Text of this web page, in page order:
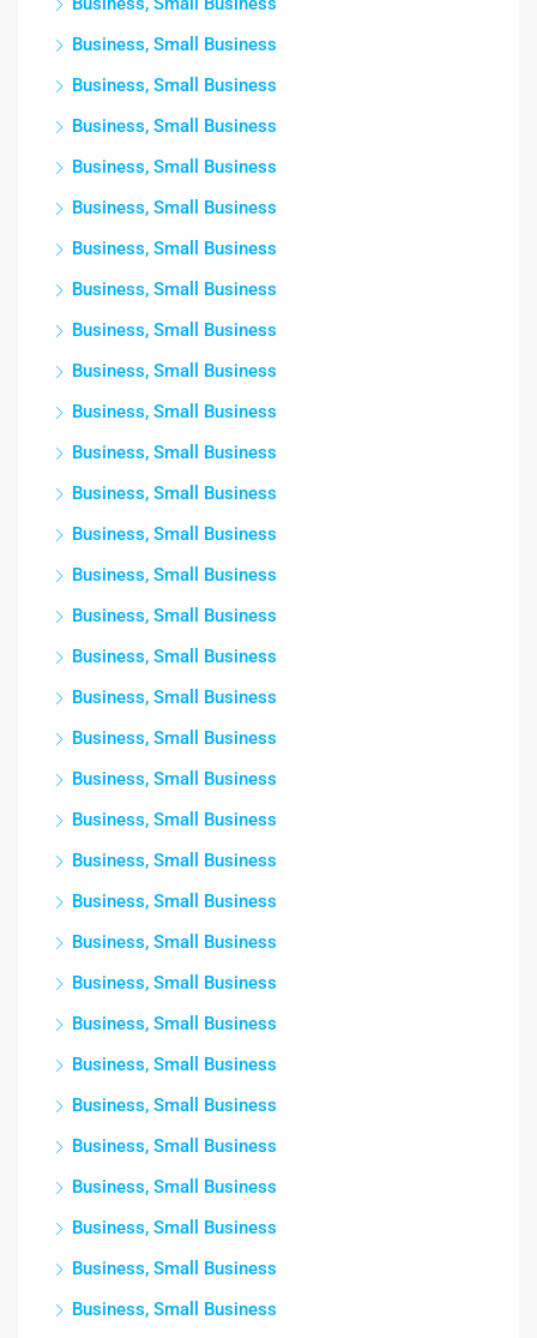
Business, Small Business
Business, Small Business
Business, Small Business
Business, Small Business
Business, Small Business
Business, Small Business
Business, Small Business
Business, Small Business
Business, Small Business
Business, Small Business
Business, Small Business
Business, Small Business
Business, Small Business
Business, Small Business
Business, Small Business
Business, Small Business
Business, Small Business
Business, Small Business
Business, Small Business
Business, Small Business
Business, Small Business
Business, Small Business
Business, Small Business
Business, Small Business
Business, Small Business
Business, Small Business
Business, Small Business
Business, Small Business
Business, Small Business
Business, Small Business
Business, Small Business
Business, Small Business